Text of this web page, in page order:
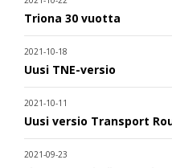
Triona 30 vuotta
2021-10-18
Uusi TNE-versio
2021-10-11
Uusi versio Transport
2021-09-23